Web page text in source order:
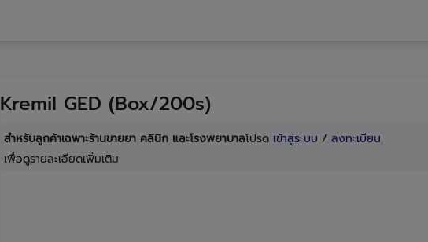
Kremil GED (Box/200s)
สำหรับลูกค้าเฉพาะร้านขายยา คลินิก และโรงพยาบาลโปรด เข้าสู่ระบบ / ลงทะเบียน
เพื่อดูรายละเอียดเพิ่มเติม